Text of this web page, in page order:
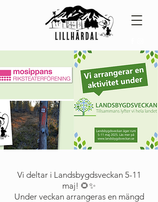
Vi deltar i Landsbygdsveckan 5-11
maj! 🌻✨
Under veckan arrangeras en mängd